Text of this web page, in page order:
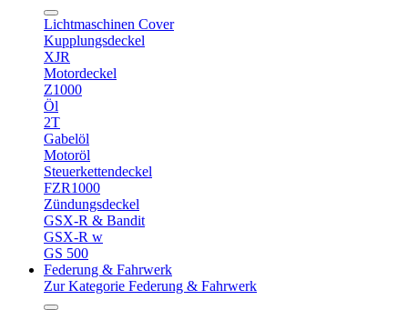
Lichtmaschinen Cover
Kupplungsdeckel
XJR
Motordeckel
Z1000
Öl
2T
Gabelöl
Motoröl
Steuerkettendeckel
FZR1000
Zündungsdeckel
GSX-R & Bandit
GSX-R w
GS 500
Federung & Fahrwerk
Zur Kategorie Federung & Fahrwerk